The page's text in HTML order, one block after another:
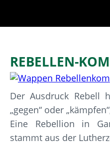
REBELLEN-
Der Ausdruck Rebell
„gegen“ oder
Eine Rebellion in
stammt aus der